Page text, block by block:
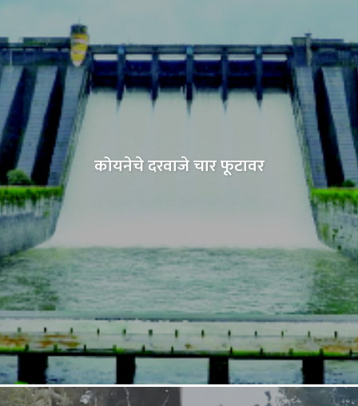
कोयनेचे दरवाजे चार फूटावर